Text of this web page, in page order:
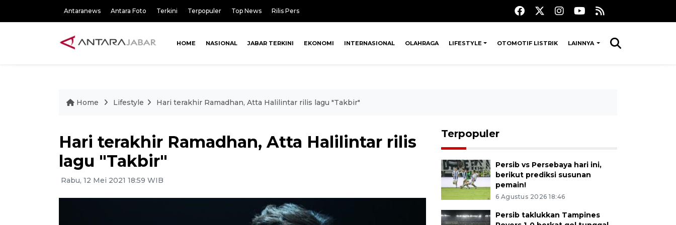
Antaranews Antara Foto Terkini Terpopuler Top News Rilis Pers
HOME NASIONAL JABAR TERKINI EKONOMI INTERNASIONAL OLAHRAGA LIFESTYLE OTOMOTIF LISTRIK LAINNYA
Home Lifestyle Hari terakhir Ramadhan, Atta Halilintar rilis lagu "Takbir"
Hari terakhir Ramadhan, Atta Halilintar rilis
lagu "Takbir"
Rabu, 12 Mei 2021 18:59 WIB
Terpopuler
Persib vs Persebaya hari ini,
berikut prediksi susunan
pemain!
6 Agustus 2026 18:46
Persib taklukkan Tampines